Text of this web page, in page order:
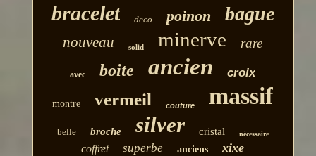
bracelet deco poinon bague
nouveau solid minerve rare
avec boite ancien croix
montre vermeil couture massif
belle broche silver cristal nécessaire
coffret superbe anciens xixe